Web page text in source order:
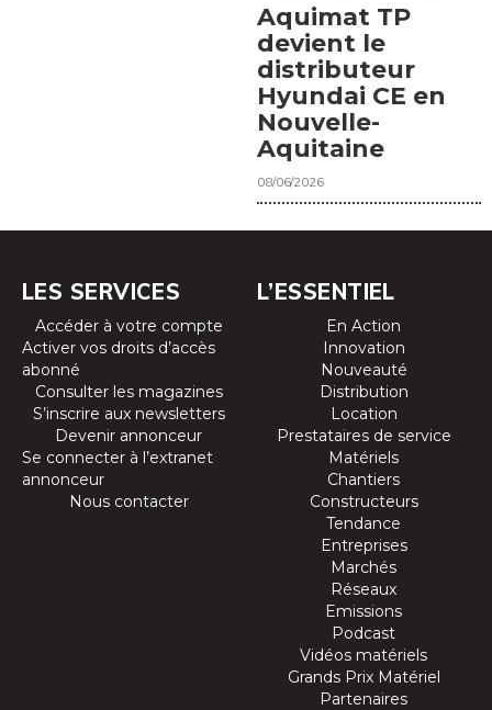
Aquimat TP
devient le
distributeur
Hyundai CE en
Nouvelle-
Aquitaine
08/06/2026
LES SERVICES
Accéder à votre compte
Activer vos droits d’accès
abonné
Consulter les magazines
S’inscrire aux newsletters
Devenir annonceur
Se connecter à l’extranet
annonceur
Nous contacter
L’ESSENTIEL
En Action
Innovation
Nouveauté
Distribution
Location
Prestataires de service
Matériels
Chantiers
Constructeurs
Tendance
Entreprises
Marchés
Réseaux
Emissions
Podcast
Vidéos matériels
Grands Prix Matériel
Partenaires